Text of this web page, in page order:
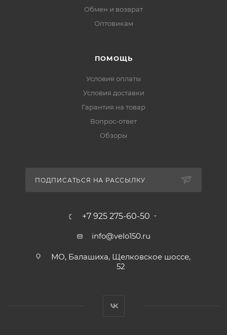
Обмен и возврат
Оптовикам
ПОМОЩЬ
Условия оплаты
Условия доставки
Гарантия на товар
Вопрос-ответ
Обзоры
ПОДПИСАТЬСЯ НА РАССЫЛКУ
+7 925 275-60-50
info@velo150.ru
МО, Балашиха, Щелковское шоссе,
52